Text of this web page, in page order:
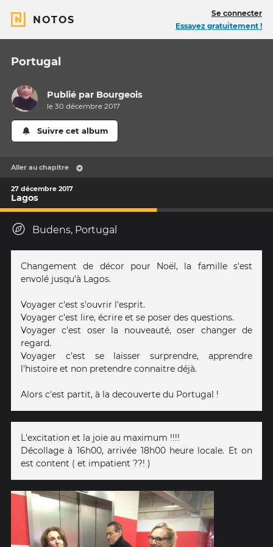
NOTOS
Se connecter
Essayez gratuitement !
Portugal
Publié par Bourgeois
le 30 décembre 2017
Suivre cet album
Aller au chapitre
27 décembre 2017
Lagos
Budens, Portugal
Changement de décor pour Noël, la famille s'est
envolé jusqu'à Lagos.
Voyager c'est s'ouvrir l'esprit.
Voyager c'est lire, écrire et se poser des questions.
Voyager c'est oser la nouveauté, oser changer de
regard.
Voyager c'est se laisser surprendre, apprendre
l'histoire et non pretendre connaitre déjà.
Alors c'est partit, à la decouverte du Portugal !
L'excitation et la joie au maximum !!!!
Décollage à 16h00, arrivée 18h00 heure locale. Et on
est content ( et impatient ??! )